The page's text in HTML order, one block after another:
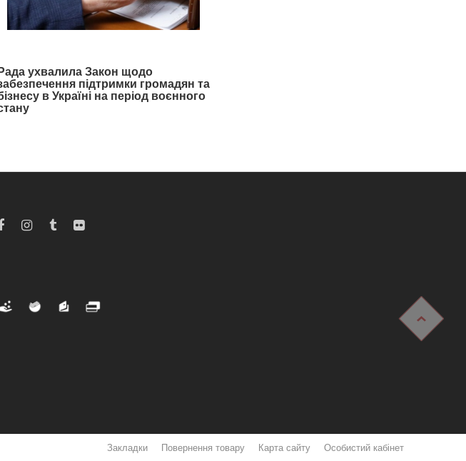
Рада ухвалила Закон щодо
підтримки громадян та
в Україні на період воєнного
Закладки Повернення товару Карта сайту Особистий кабінет